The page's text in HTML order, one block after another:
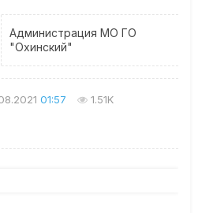
Администрация МО ГО
"Охинский"
01:57 1.51K